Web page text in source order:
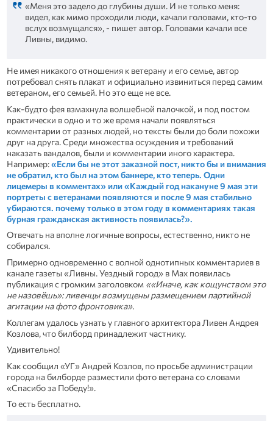
«Меня это задело до глубины души. И не только меня:
видел, как мимо проходили люди, качали головами, кто‑то
вслух возмущался», - пишет автор. Головами качали все
Ливны, видимо.
Не имея никакого отношения к ветерану и его семье, автор
потребовал снять плакат и официально извиниться перед самим
ветераном, его семьей. Но это еще не все.
Как-будто фея взмахнула волшебной палочкой, и под постом
практически в одно и то же время начали появляться
комментарии от разных людей, но тексты были до боли похожи
друг на друга. Среди множества осуждения и требований
наказать вандалов, были и комментарии иного характера.
Например:«Если бы не этот заказной пост, никто бы и внимания
не обратил, кто был на этом баннере, кто теперь. Одни
лицемеры в комментах» или «Каждый год накануне 9 мая эти
портреты с ветеранами появляются и после 9 мая стабильно
убираются. почему только в этом году в комментариях такая
бурная гражданская активность появилась?».
Отвечать на вполне логичные вопросы, естественно, никто не
собирался.
Примерно одновременно с волной однотипных комментариев в
канале газеты «Ливны. Уездный город» в Мах появилась
публикация с громким заголовком ««Иначе, как кощунством это
не назовёшь»: ливенцы возмущены размещением партийной
агитации на фото фронтовика».
Коллегам удалось узнать у главного архитектора Ливен Андрея
Козлова, что билборд принадлежит частнику.
Удивительно!
Как сообщил «УГ» Андрей Козлов, по просьбе администрации
города на билборде разместили фото ветерана со словами
«Спасибо за Победу!».
То есть бесплатно.